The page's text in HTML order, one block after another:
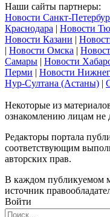
Наши сайты партнеры:
Новости Санкт-
Краснодара | Новости
Новости Казани |
| Новости Омска |
Самары | Новости
Перми | Новости
Нур-Султана (Астаны) |
Некоторые из
ознакомлению лицам не
Редакторы портала
соответствующим
авторских прав.
В каждом публикуемом
источник
Войти